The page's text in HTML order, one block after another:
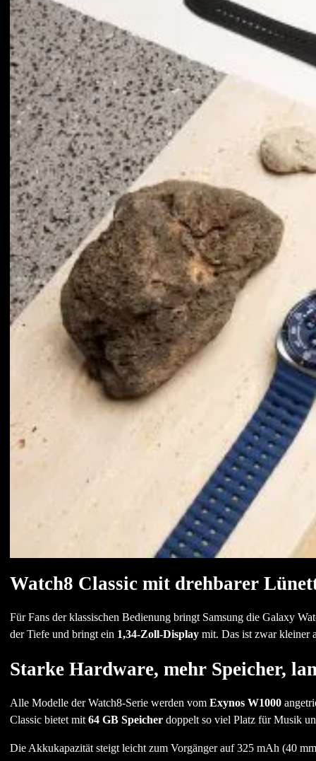
Watch8 Classic mit drehbarer
Für Fans der klassischen Bedienung bringt Samsung die Galaxy
der Tiefe und bringt ein 1,34-Zoll-Displaymit. Das ist zwar kleiner
Starke Hardware, mehr Speicher,
Alle Modelle der Watch8-Serie werden vom Exynos W1000
Classic bietet mit 64 GB Speicherdoppelt so viel Platz für Musik
Die Akkukapazität steigt leicht zum Vorgänger auf 325 mAh (40